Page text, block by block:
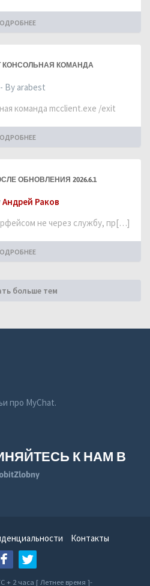
КОНСОЛЬНАЯ КОМАНДА
- By arabest
команда mcclient.exe /exit
ОБНОВЛЕНИЯ 2026.6.1
Андрей Раков
не через службу, пр[…]
больше тем
про MyChat.
К НАМ В
Контакты
+ 2 часа [ Летнее время ]-